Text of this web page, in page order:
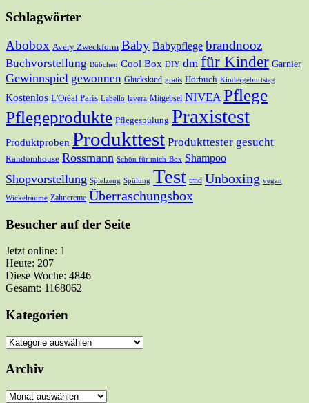
Schlagwörter
Abobox Avery Zweckform Baby Babypflege brandnooz
Buchvorstellung Bübchen Cool Box DIY dm für Kinder Garnier
Gewinnspiel gewonnen Glückskind gratis Hörbuch Kindergeburtstag
Kostenlos L'Oréal Paris Labello lavera Mitgebsel NIVEA Pflege
Pflegeprodukte Pflegespülung Praxistest
Produktproben Produkttest Produkttester gesucht
Randomhouse Rossmann Schön für mich-Box Shampoo
Shopvorstellung Spielzeug Spülung Test trnd Unboxing vegan
Wickelräume Zahncreme Überraschungsbox
Besucher auf der Seite
Jetzt online: 1
Heute: 207
Diese Woche: 4846
Gesamt: 1168062
Kategorien
Kategorien
Archiv
Archiv